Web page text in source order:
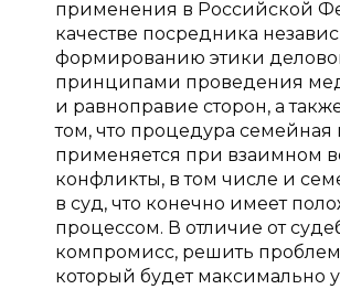
применения в Российской
качестве посредника
формированию этики
принципами проведения
и равноправие сторон, а
том, что процедура
применяется при взаимном
конфликты, в том числе и
в суд, что конечно имеет
процессом. В отличие от
компромисс, решить
который будет максимально